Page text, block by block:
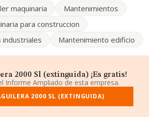
con las ventas, la empresa no ha tenido
núm. 62 Piso 3º A., (37005), Salamanca,
29.817 millones de euros y el promedio
asciende a los 128 mil euros, siendo
a este promedio. Teniendo en cuenta la
INFORMA constan 911 empresas, con
Como información adicional de interés, los
maquinaria
Mantenimientos
para construccion
industriales Mantenimiento edificio
2000 Sl (extinguida) ¡Es gratis!
Informe Ampliado de esta empresa.
2000 SL (EXTINGUIDA)